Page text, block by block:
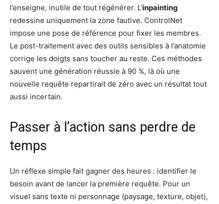
l’enseigne, inutile de tout régénérer. L’inpainting
redessine uniquement la zone fautive. ControlNet
impose une pose de référence pour fixer les membres.
Le post-traitement avec des outils sensibles à l’anatomie
corrige les doigts sans toucher au reste. Ces méthodes
sauvent une génération réussie à 90 %, là où une
nouvelle requête repartirait de zéro avec un résultat tout
aussi incertain.
Passer à l’action sans perdre de
temps
Un réflexe simple fait gagner des heures : identifier le
besoin avant de lancer la première requête. Pour un
visuel sans texte ni personnage (paysage, texture, objet),